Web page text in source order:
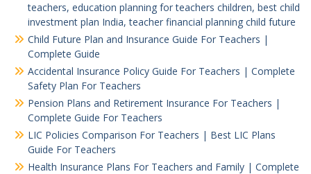
teachers, education planning for teachers children, best child
investment plan India, teacher financial planning child future
Child Future Plan and Insurance Guide For Teachers |
Complete Guide
Accidental Insurance Policy Guide For Teachers | Complete
Safety Plan For Teachers
Pension Plans and Retirement Insurance For Teachers |
Complete Guide For Teachers
LIC Policies Comparison For Teachers | Best LIC Plans
Guide For Teachers
Health Insurance Plans For Teachers and Family | Complete